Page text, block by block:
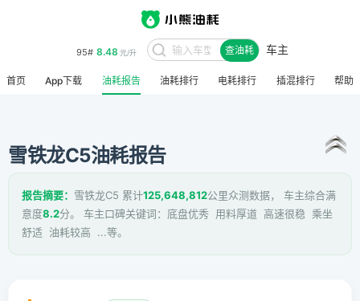
95# 8.48 元/升 查油耗 车主
首页 App下载 油耗报告 油耗排行 电耗排行 插混排行 帮助
雪铁龙C5油耗报告
报告摘要： 雪铁龙C5 累计125,648,812公里众测数据， 车主综合满
意度8.2分。 车主口碑关键词：底盘优秀 用料厚道 高速很稳 乘坐
舒适 油耗较高 ...等。